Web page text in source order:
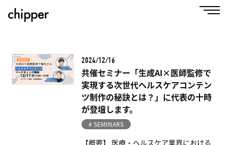
2024/12/16
共催セミナー「生成AI×医師監修で
実現する次世代ヘルスケアコンテン
ツ制作の秘訣とは？」に代表の十時
が登壇します。
# SEMINARS
【概要】 医療・ヘルスケア業界における